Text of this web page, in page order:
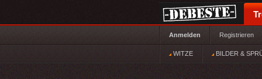
Anmelden Registrieren
WITZE BILDER &